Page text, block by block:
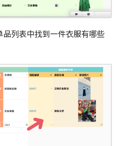
列表中找到一件衣服有哪些